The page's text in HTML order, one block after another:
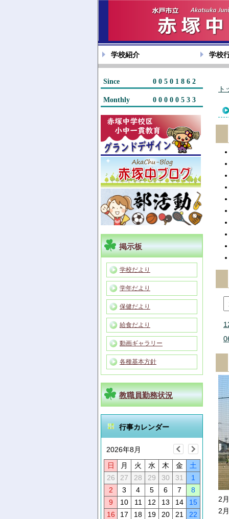
学校紹介 学校
Since 00501862
Monthly 00000533
掲示板
学校だより
学年だより
保健だより
給食だより
動画ギャラリー
各種基本方針
教職員勤務状況
行事カレンダー
2026年8月
日 月 火 水 木 金
土
26
27 28 29 30 31
1
2
3 4 5 6 7
8
9
10 11 12 13 14
15
16
17 18 19 20 21
22
ト
2
2